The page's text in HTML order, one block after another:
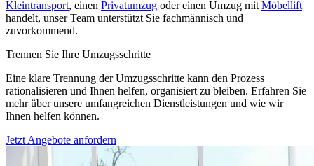
Kleintransport, einen Privatumzug oder einen Umzug mit Möbellift
handelt, unser Team unterstützt Sie fachmännisch und
zuvorkommend.
Trennen Sie Ihre Umzugsschritte
Eine klare Trennung der Umzugsschritte kann den Prozess
rationalisieren und Ihnen helfen, organisiert zu bleiben. Erfahren Sie
mehr über unsere umfangreichen Dienstleistungen und wie wir
Ihnen helfen können.
Jetzt Angebote anfordern